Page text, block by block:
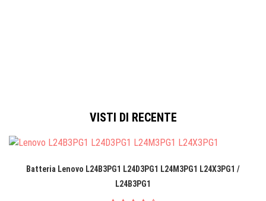
VISTI DI RECENTE
Batteria Lenovo L24B3PG1 L24D3PG1 L24M3PG1 L24X3PG1 /
L24B3PG1